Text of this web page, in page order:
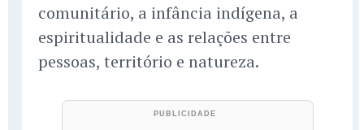
comunitário, a infância indígena, a
espiritualidade e as relações entre
pessoas, território e natureza.